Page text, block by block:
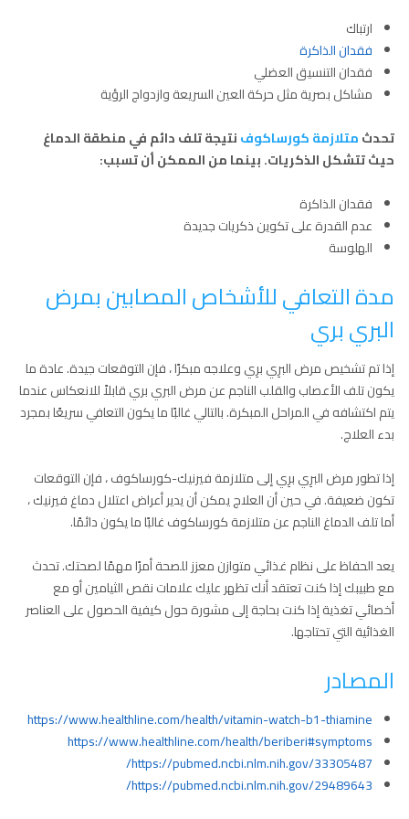
ارتباك
فقدان الذاكرة
فقدان التنسيق العضلي
مشاكل بصرية مثل حركة العين السريعة وازدواج الرؤية
تحدثمتلازمة كورساكوفنتيجة تلف دائم في منطقة الدماغ
حيث تتشكل الذكريات. بينما من الممكن أن تسبب:
فقدان الذاكرة
عدم القدرة على تكوين ذكريات جديدة
الهلوسة
مدة التعافي للأشخاص المصابين بمرض
البري بري
إذا تم تشخيص مرض البرِي برِي وعلاجه مبكرًا ، فإن التوقعات جيدة. عادة ما
يكون تلف الأعصاب والقلب الناجم عن مرض البري بري قابلاً للانعكاس عندما
يتم اكتشافه في المراحل المبكرة. بالتالي غالبًا ما يكون التعافي سريعًا بمجرد
بدء العلاج.
إذا تطور مرض البرِي برِي إلى متلازمة فيرنيك-كورساكوف ، فإن التوقعات
تكون ضعيفة. في حين أن العلاج يمكن أن يدير أعراض اعتلال دماغ فيرنيك ،
أما تلف الدماغ الناجم عن متلازمة كورساكوف غالبًا ما يكون دائمًا.
يعد الحفاظ على نظام غذائي متوازن معزز للصحة أمرًا مهمًا لصحتك. تحدث
مع طبيبك إذا كنت تعتقد أنك تظهر عليك علامات نقص الثيامين أو مع
أخصائي تغذية إذا كنت بحاجة إلى مشورة حول كيفية الحصول على العناصر
الغذائية التي تحتاجها.
المصادر
https://www.healthline.com/health/vitamin-watch-b1-thiamine
https://www.healthline.com/health/beriberi#symptoms
https://pubmed.ncbi.nlm.nih.gov/33305487/
https://pubmed.ncbi.nlm.nih.gov/29489643/